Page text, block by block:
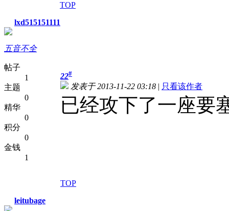
TOP
lxd515151111
五音不全
帖子
1
主题
0
精华
0
积分
0
金钱
1
22#
发表于 2013-11-22 03:18 | 只看该作者
已经攻下了一座要
TOP
leitubage